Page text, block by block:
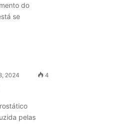
do
se
2024 4
pelas